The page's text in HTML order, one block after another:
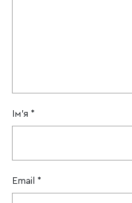
Ім'я *
Email *